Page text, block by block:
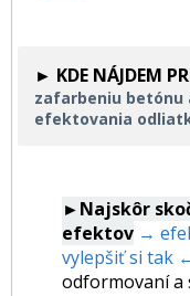
► KDE NÁJDEM
zafarbeniu betónu
efektovania
►Najskôr
efektov →
vylepšiť si tak
odformovaní a